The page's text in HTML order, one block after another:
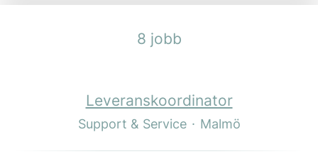
8 jobb
Leveranskoordinator
Support & Service · Malmö